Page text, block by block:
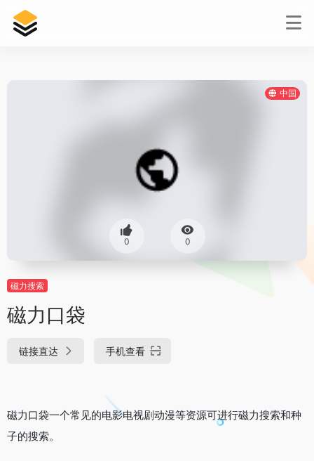
中国
0 0
磁力搜索
磁力口袋
链接直达 手机查看
磁力口袋一个常见的电影电视剧动漫等资源可进行磁力搜索和种
子的搜索。